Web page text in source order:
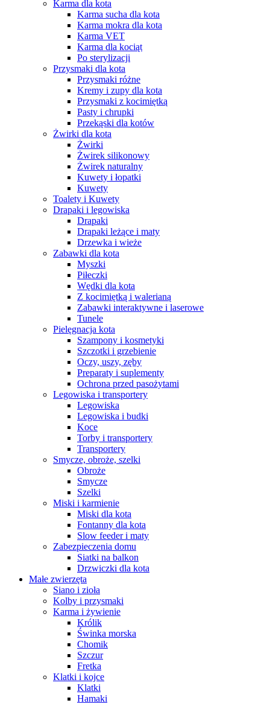
Karma dla kota
Karma sucha dla kota
Karma mokra dla kota
Karma VET
Karma dla kociąt
Po sterylizacji
Przysmaki dla kota
Przysmaki różne
Kremy i zupy dla kota
Przysmaki z kocimiętką
Pasty i chrupki
Przekąski dla kotów
Żwirki dla kota
Żwirki
Żwirek silikonowy
Żwirek naturalny
Kuwety i łopatki
Kuwety
Toalety i Kuwety
Drapaki i legowiska
Drapaki
Drapaki leżące i maty
Drzewka i wieże
Zabawki dla kota
Myszki
Piłeczki
Wędki dla kota
Z kocimiętką i walerianą
Zabawki interaktywne i laserowe
Tunele
Pielęgnacja kota
Szampony i kosmetyki
Szczotki i grzebienie
Oczy, uszy, zęby
Preparaty i suplementy
Ochrona przed pasożytami
Legowiska i transportery
Legowiska
Legowiska i budki
Koce
Torby i transportery
Transportery
Smycze, obroże, szelki
Obroże
Smycze
Szelki
Miski i karmienie
Miski dla kota
Fontanny dla kota
Slow feeder i maty
Zabezpieczenia domu
Siatki na balkon
Drzwiczki dla kota
Małe zwierzęta
Siano i zioła
Kolby i przysmaki
Karma i żywienie
Królik
Świnka morska
Chomik
Szczur
Fretka
Klatki i kojce
Klatki
Hamaki